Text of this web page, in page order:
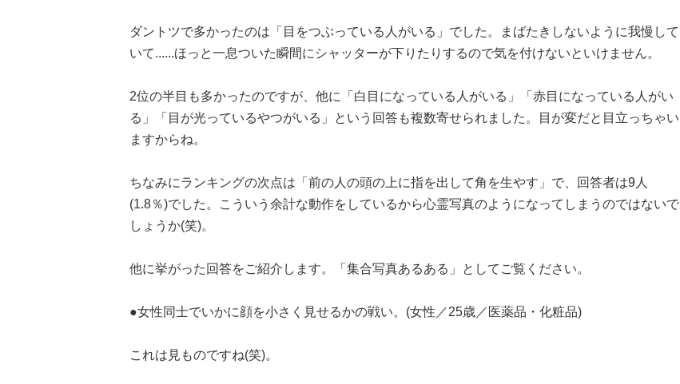
ダントツで多かったのは「目をつぶっている人がいる」でした。まばたきしないように我慢して
いて......ほっと一息ついた瞬間にシャッターが下りたりするので気を付けないといけません。
2位の半目も多かったのですが、他に「白目になっている人がいる」「赤目になっている人がい
る」「目が光っているやつがいる」という回答も複数寄せられました。目が変だと目立っちゃい
ますからね。
ちなみにランキングの次点は「前の人の頭の上に指を出して角を生やす」で、回答者は9人
(1.8％)でした。こういう余計な動作をしているから心霊写真のようになってしまうのではないで
しょうか(笑)。
他に挙がった回答をご紹介します。「集合写真あるある」としてご覧ください。
●女性同士でいかに顔を小さく見せるかの戦い。(女性／25歳／医薬品・化粧品)
これは見ものですね(笑)。